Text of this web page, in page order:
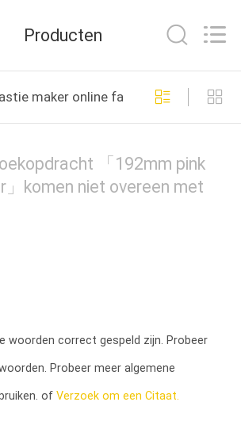
Producten
maker online fabricage
「192mm pink
komen niet overeen met
woorden correct gespeld zijn. Probeer
Probeer meer algemene
of Verzoek om een Citaat.